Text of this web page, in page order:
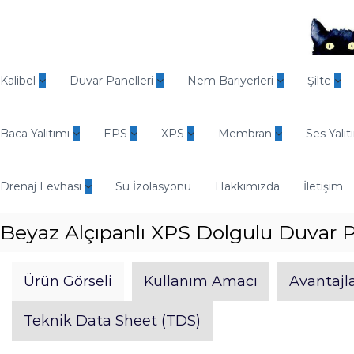
e
d
E
ü
t
Kalibel Duvar Panelleri Nem Bariyerleri Şilte
Baca Yalıtımı EPS XPS Membran Ses
Drenaj Levhası Su İzolasyonu Hakkımızda İletişim
Beyaz Alçıpanlı XPS Dolgulu Duvar
Ürün Görseli Kullanım Amacı
Teknik Data Sheet (TDS)